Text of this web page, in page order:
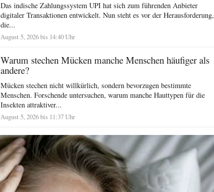
Das indische Zahlungssystem UPI hat sich zum führenden Anbieter
digitaler Transaktionen entwickelt. Nun steht es vor der Herausforderung,
die...
August 5, 2026 bis 14:40 Uhr
Warum stechen Mücken manche Menschen häufiger als
andere?
Mücken stechen nicht willkürlich, sondern bevorzugen bestimmte
Menschen. Forschende untersuchen, warum manche Hauttypen für die
Insekten attraktiver...
August 5, 2026 bis 11:37 Uhr